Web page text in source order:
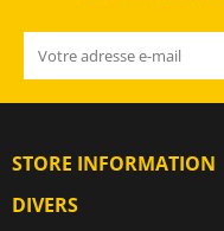
STORE INFORMATION
DIVERS